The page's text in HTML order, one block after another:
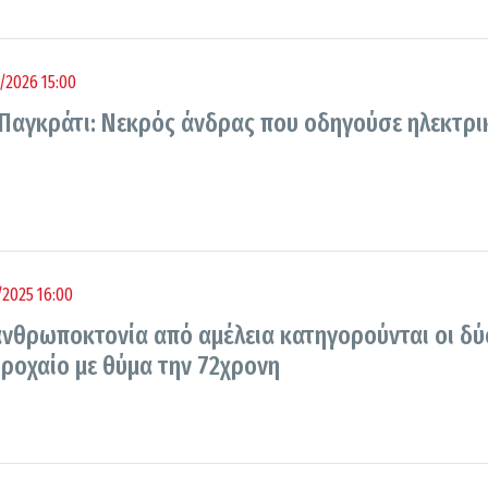
15:00
Νεκρός άνδρας που οδηγούσε
16:00
από αμέλεια κατηγορούνται οι
με θύμα την 72χρονη